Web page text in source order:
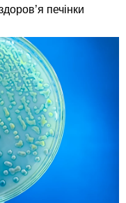
печінки